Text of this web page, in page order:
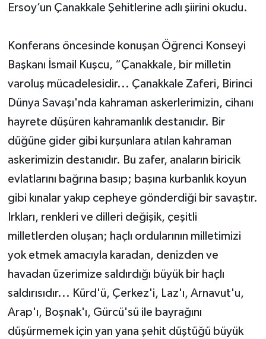
Ersoy’un Çanakkale Şehitlerine adlı şiirini okudu.
Konferans öncesinde konuşan Öğrenci Konseyi
Başkanı İsmail Kuşcu, “Çanakkale, bir milletin
varoluş mücadelesidir... Çanakkale Zaferi, Birinci
Dünya Savaşı'nda kahraman askerlerimizin, cihanı
hayrete düşüren kahramanlık destanıdır. Bir
düğüne gider gibi kurşunlara atılan kahraman
askerimizin destanıdır. Bu zafer, anaların biricik
evlatlarını bağrına basıp; başına kurbanlık koyun
gibi kınalar yakıp cepheye gönderdiği bir savaştır.
Irkları, renkleri ve dilleri değişik, çeşitli
milletlerden oluşan; haçlı ordularının milletimizi
yok etmek amacıyla karadan, denizden ve
havadan üzerimize saldırdığı büyük bir haçlı
saldırısıdır... Kürd'ü, Çerkez'i, Laz'ı, Arnavut'u,
Arap'ı, Boşnak'ı, Gürcü'sü ile bayrağını
düşürmemek için yan yana şehit düştüğü büyük